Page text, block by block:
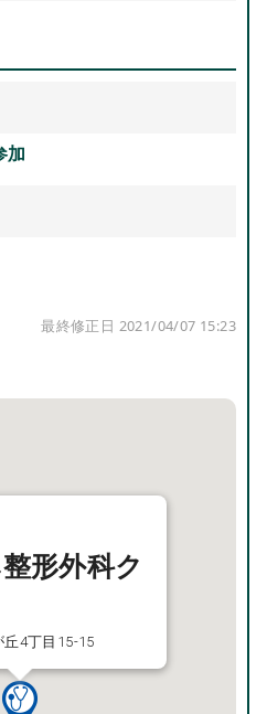
加
最終修正日 2021/04/07 15:23
形外科ク
4丁目15-15